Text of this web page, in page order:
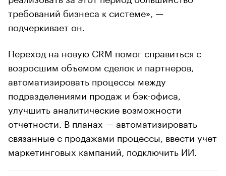
требований бизнеса к системе», —
подчеркивает он.
Переход на новую CRM помог справиться с
возросшим объемом сделок и партнеров,
автоматизировать процессы между
подразделениями продаж и бэк-офиса,
улучшить аналитические возможности
отчетности. В планах — автоматизировать
связанные с продажами процессы, ввести учет
маркетинговых кампаний, подключить ИИ.